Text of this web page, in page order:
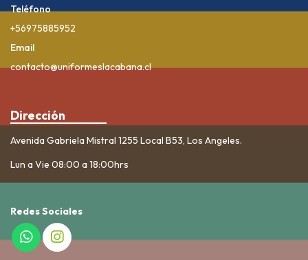
Teléfono
+56975885952
Email
contacto@uniformeslacabana.cl
Dirección
Avenida Gabriela Mistral 1255 Local B53, Los Angeles.
Lun a Vie 08:00 a 18:00hrs
Redes Sociales